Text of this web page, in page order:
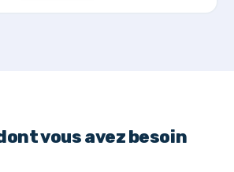
vous avez besoin